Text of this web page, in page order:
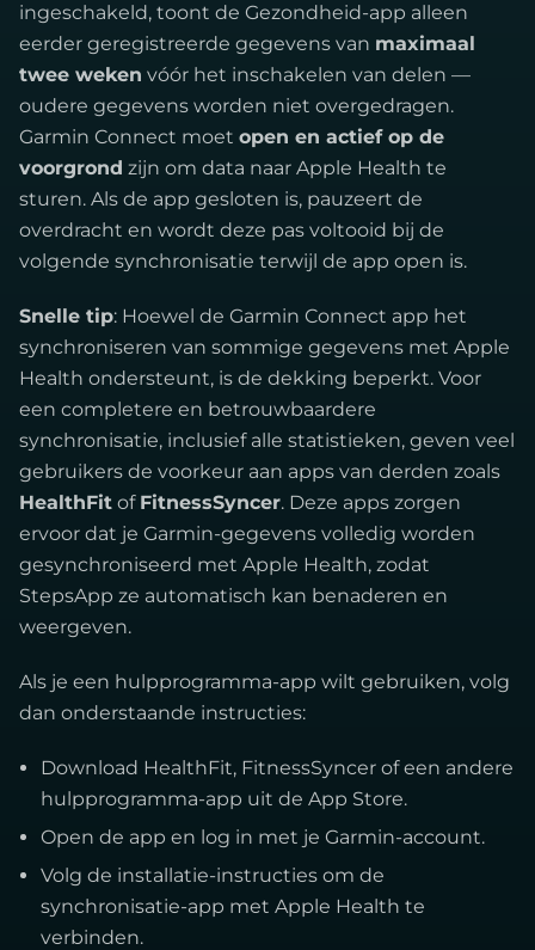
ingeschakeld, toont de Gezondheid-app alleen
eerder geregistreerde gegevens van maximaal
twee weken vóór het inschakelen van delen —
oudere gegevens worden niet overgedragen.
Garmin Connect moet open en actief op de
voorgrond zijn om data naar Apple Health te
sturen. Als de app gesloten is, pauzeert de
overdracht en wordt deze pas voltooid bij de
volgende synchronisatie terwijl de app open is.
Snelle tip: Hoewel de Garmin Connect app het
synchroniseren van sommige gegevens met Apple
Health ondersteunt, is de dekking beperkt. Voor
een completere en betrouwbaardere
synchronisatie, inclusief alle statistieken, geven veel
gebruikers de voorkeur aan apps van derden zoals
HealthFit of FitnessSyncer. Deze apps zorgen
ervoor dat je Garmin-gegevens volledig worden
gesynchroniseerd met Apple Health, zodat
StepsApp ze automatisch kan benaderen en
weergeven.
Als je een hulpprogramma-app wilt gebruiken, volg
dan onderstaande instructies:
Download HealthFit, FitnessSyncer of een andere
hulpprogramma-app uit de App Store.
Open de app en log in met je Garmin-account.
Volg de installatie-instructies om de
synchronisatie-app met Apple Health te
verbinden.